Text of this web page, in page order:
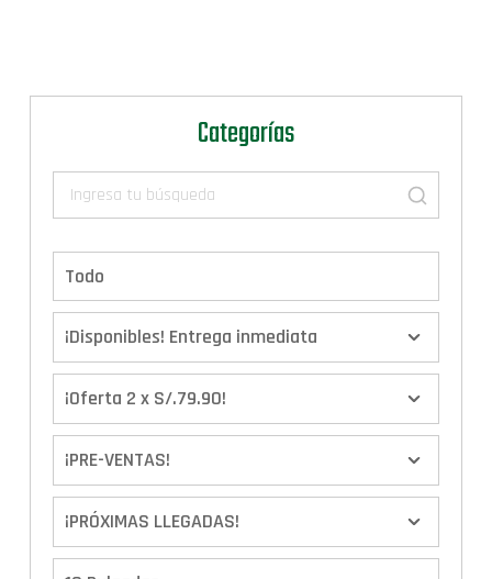
Categorías
Todo
¡Disponibles! Entrega inmediata
¡Oferta 2 x S/.79.90!
¡PRE-VENTAS!
¡PRÓXIMAS LLEGADAS!